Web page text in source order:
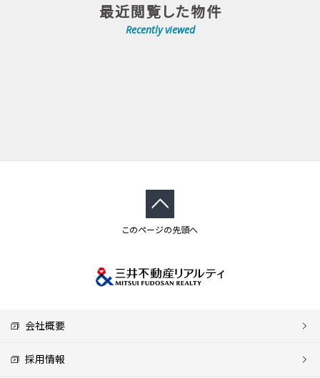
最近閲覧した物件
Recently viewed
このページの先頭へ
会社概要
採用情報